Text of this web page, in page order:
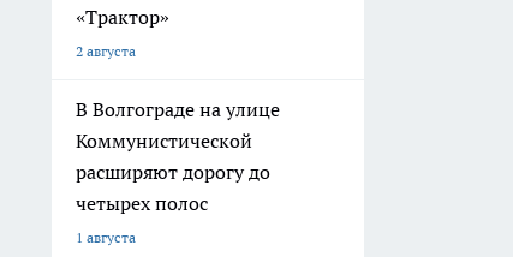
«Трактор»
2 августа
В Волгограде на улице
Коммунистической
расширяют дорогу до
четырех полос
1 августа